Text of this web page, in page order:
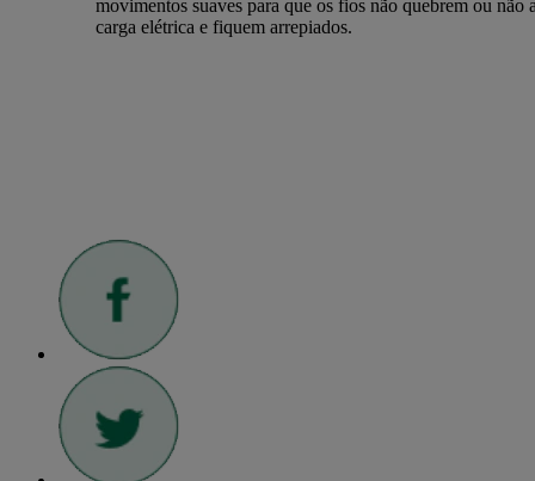
movimentos suaves para que os fios não quebrem ou não
carga elétrica e fiquem arrepiados.